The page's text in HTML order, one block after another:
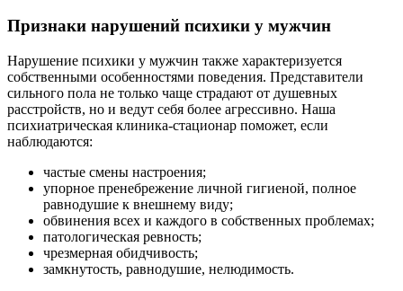
Признаки нарушений психики у мужчин
Нарушение психики у мужчин также характеризуется
собственными особенностями поведения. Представители
сильного пола не только чаще страдают от душевных
расстройств, но и ведут себя более агрессивно. Наша
психиатрическая клиника-стационар поможет, если
наблюдаются:
частые смены настроения;
упорное пренебрежение личной гигиеной, полное
равнодушие к внешнему виду;
обвинения всех и каждого в собственных проблемах;
патологическая ревность;
чрезмерная обидчивость;
замкнутость, равнодушие, нелюдимость.